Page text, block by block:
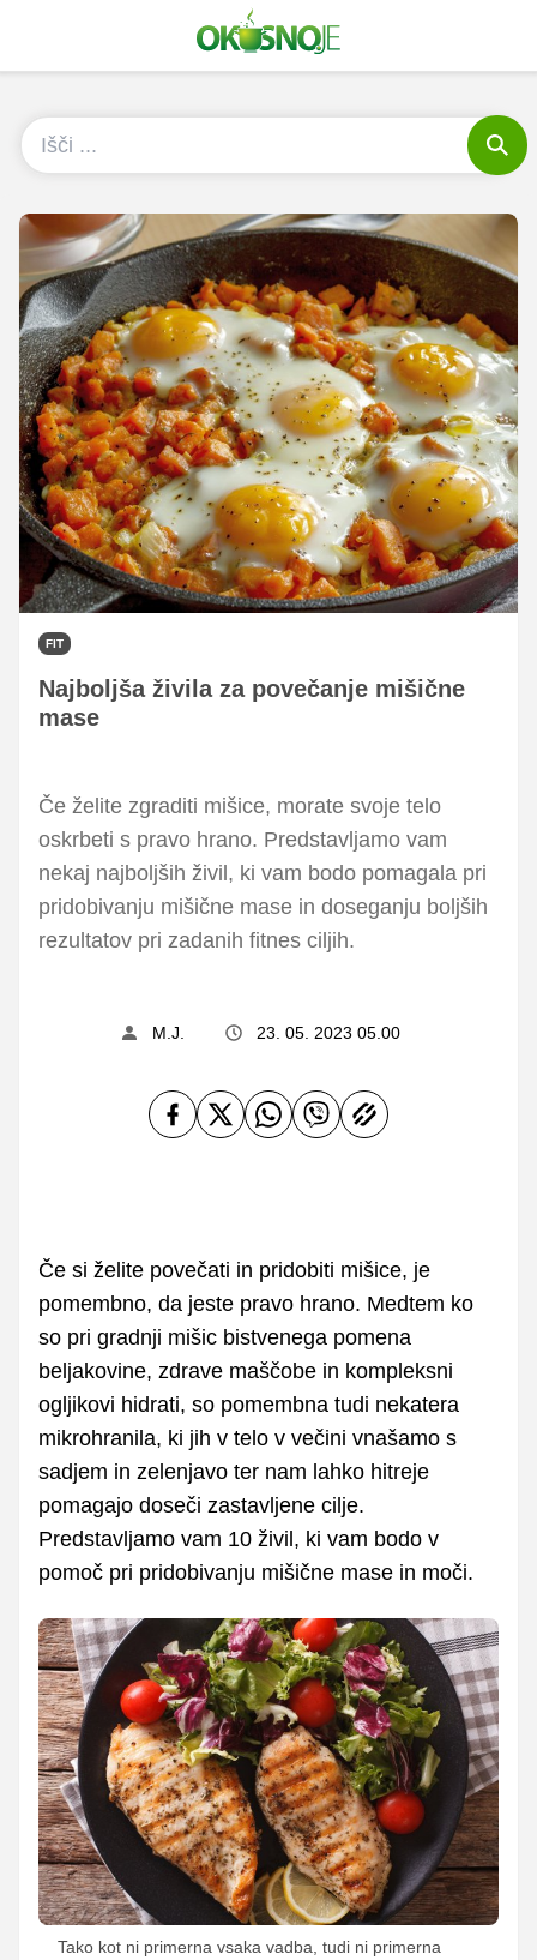
FIT
Najboljša živila za povečanje mišične
mase
Če želite zgraditi mišice, morate svoje telo
oskrbeti s pravo hrano. Predstavljamo vam
nekaj najboljših živil, ki vam bodo pomagala pri
pridobivanju mišične mase in doseganju boljših
rezultatov pri zadanih fitnes ciljih.
M.J. 23. 05. 2023 05.00
Če si želite povečati in pridobiti mišice, je
pomembno, da jeste pravo hrano. Medtem ko
so pri gradnji mišic bistvenega pomena
beljakovine, zdrave maščobe in kompleksni
ogljikovi hidrati, so pomembna tudi nekatera
mikrohranila, ki jih v telo v večini vnašamo s
sadjem in zelenjavo ter nam lahko hitreje
pomagajo doseči zastavljene cilje.
Predstavljamo vam 10 živil, ki vam bodo v
pomoč pri pridobivanju mišične mase in moči.
Tako kot ni primerna vsaka vadba, tudi ni primerna